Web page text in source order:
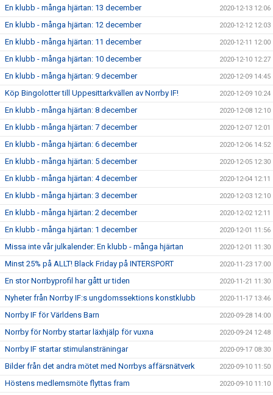
En klubb - många hjärtan: 13 december 2020-12-13 12:06
En klubb - många hjärtan: 12 december 2020-12-12 12:03
En klubb - många hjärtan: 11 december 2020-12-11 12:00
En klubb - många hjärtan: 10 december 2020-12-10 12:27
En klubb - många hjärtan: 9 december 2020-12-09 14:45
Köp Bingolotter till Uppesittarkvällen av Norrby IF! 2020-12-09 10:24
En klubb - många hjärtan: 8 december 2020-12-08 12:10
En klubb - många hjärtan: 7 december 2020-12-07 12:01
En klubb - många hjärtan: 6 december 2020-12-06 14:52
En klubb - många hjärtan: 5 december 2020-12-05 12:30
En klubb - många hjärtan: 4 december 2020-12-04 12:11
En klubb - många hjärtan: 3 december 2020-12-03 12:10
En klubb - många hjärtan: 2 december 2020-12-02 12:11
En klubb - många hjärtan: 1 december 2020-12-01 11:56
Missa inte vår julkalender: En klubb - många hjärtan 2020-12-01 11:30
Minst 25% på ALLT! Black Friday på INTERSPORT 2020-11-23 17:00
En stor Norrbyprofil har gått ur tiden 2020-11-21 11:30
Nyheter från Norrby IF:s ungdomssektions konstklubb 2020-11-17 13:46
Norrby IF för Världens Barn 2020-09-28 14:00
Norrby för Norrby startar läxhjälp för vuxna 2020-09-24 12:48
Norrby IF startar stimulansträningar 2020-09-17 08:30
Bilder från det andra mötet med Norrbys affärsnätverk 2020-09-10 11:50
Höstens medlemsmöte flyttas fram 2020-09-10 11:10